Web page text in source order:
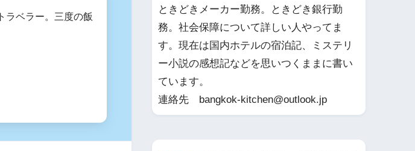
ラベラー。三度の飯
ときどきメーカー勤務。ときどき銀行勤
務。社会保障について詳しい人やってま
す。現在は国内ホテルの宿泊記、ミステリ
ー小説の感想記などを思いつくままに書い
ています。
連絡先 bangkok-kitchen@outlook.jp